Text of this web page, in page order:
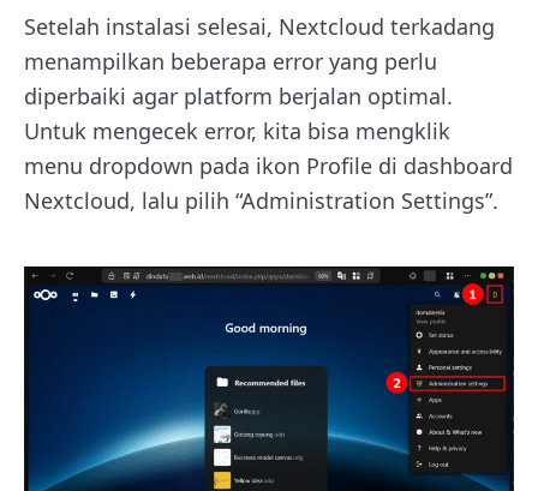
Setelah instalasi selesai, Nextcloud terkadang
menampilkan beberapa error yang perlu
diperbaiki agar platform berjalan optimal.
Untuk mengecek error, kita bisa mengklik
menu dropdown pada ikon Profile di dashboard
Nextcloud, lalu pilih “Administration Settings”.